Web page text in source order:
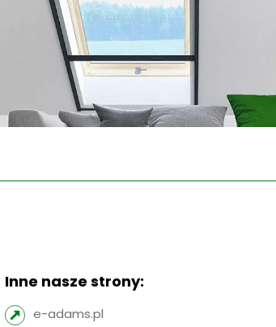
Inne nasze strony:
e-adams.pl